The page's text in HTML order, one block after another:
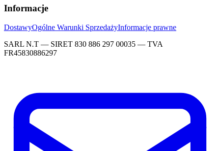
Informacje
DostawyOgólne Warunki SprzedażyInformacje prawne
SARL N.T — SIRET 830 886 297 00035 — TVA
FR45830886297